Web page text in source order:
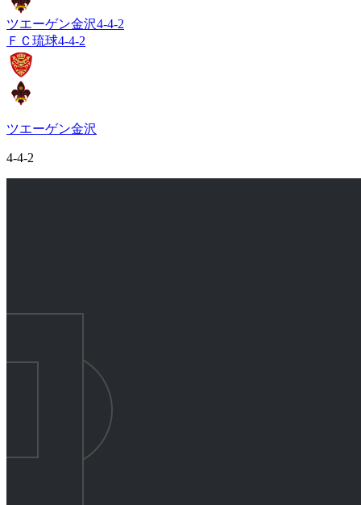
ツエーゲン金沢4-4-2
ＦＣ琉球4-4-2
ツエーゲン金沢
4-4-2